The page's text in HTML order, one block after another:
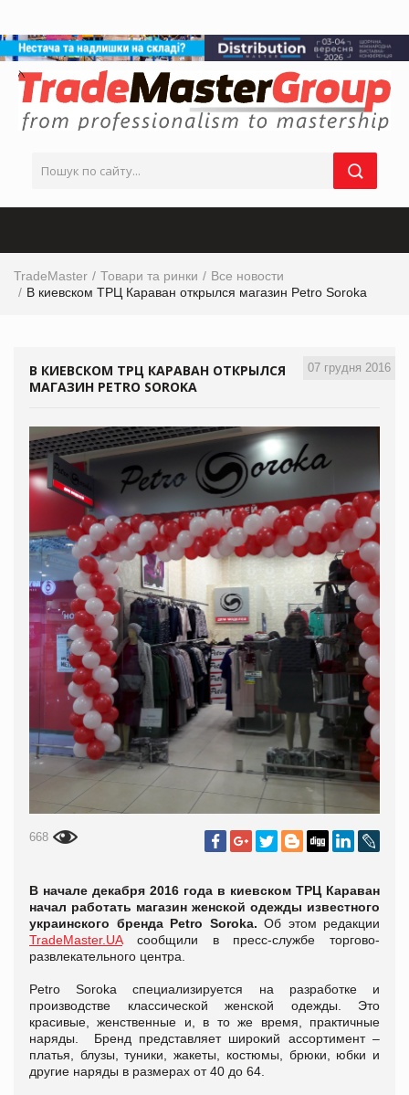
TradeMaster Товари та ринки
Все новости
В киевском ТРЦ Караван открылся магазин Petro Soroka
07 грудня 2016
В КИЕВСКОМ ТРЦ КАРАВАН ОТКРЫЛСЯ
МАГАЗИН PETRO SOROKA
668
В начале декабря 2016 года в киевском ТРЦ Караван
начал работать магазин женской одежды известного
украинского бренда Petro Soroka. Об этом редакции
TradeMaster.UAсообщили в пресс-службе торгово-
развлекательного центра.
Petro Soroka специализируется на разработке и
производстве классической женской одежды. Это
красивые, женственные и, в то же время, практичные
наряды. Бренд представляет широкий ассортимент –
платья, блузы, туники, жакеты, костюмы, брюки, юбки и
другие наряды в размерах от 40 до 64.